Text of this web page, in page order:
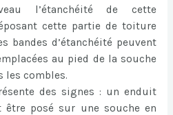
l’étanchéité de cette
cette partie de toiture
bandes d’étanchéité peuvent
au pied de la souche
les combles.
des signes : un enduit
être posé sur une souche en